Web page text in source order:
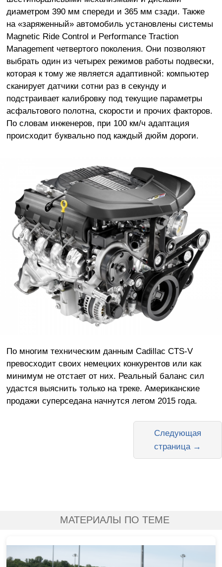
диаметром 390 мм спереди и 365 мм сзади. Также
на «заряженный» автомобиль установлены системы
Magnetic Ride Control и Performance Traction
Management четвертого поколения. Они позволяют
выбрать один из четырех режимов работы подвески,
которая к тому же является адаптивной: компьютер
сканирует датчики сотни раз в секунду и
подстраивает калибровку под текущие параметры
асфальтового полотна, скорости и прочих факторов.
По словам инженеров, при 100 км/ч адаптация
происходит буквально под каждый дюйм дороги.
По многим техническим данным Cadillac CTS-V
превосходит своих немецких конкурентов или как
минимум не отстает от них. Реальный баланс сил
удастся выяснить только на треке. Американские
продажи суперседана начнутся летом 2015 года.
Следующая
страница →
МАТЕРИАЛЫ ПО ТЕМЕ